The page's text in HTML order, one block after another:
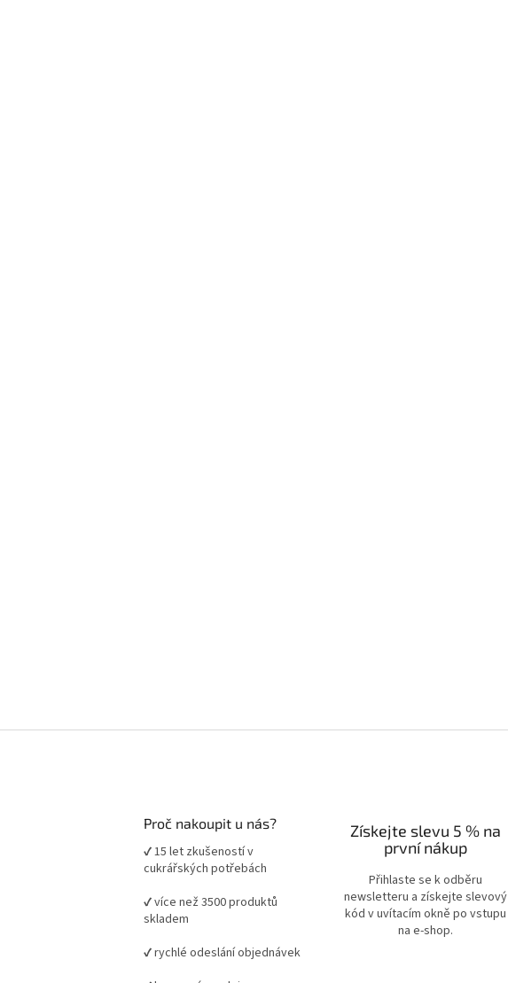
Proč nakoupit u nás?
✔ 15 let zkušeností v
cukrářských potřebách
✔ více než 3500 produktů
skladem
✔ rychlé odeslání objednávek
Získejte slevu 5 % na
první nákup
Přihlaste se k odběru
newsletteru a získejte slevový
kód v uvítacím okně po vstupu
na e-shop.